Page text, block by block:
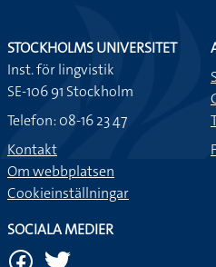
STOCKHOLMS UNIVERSITET
Inst. för lingvistik
SE-106 91 Stockholm
Telefon: 08-16 23 47
Kontakt
Om webbplatsen
Cookieinställningar
SOCIALA MEDIER